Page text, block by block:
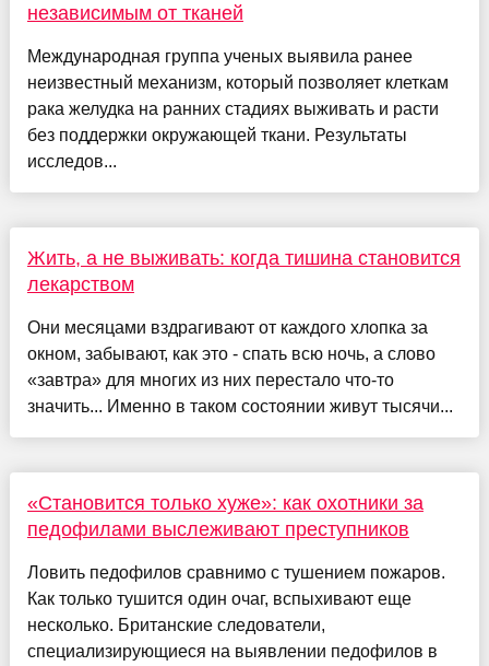
независимым от тканей
Международная группа ученых выявила ранее
неизвестный механизм, который позволяет клеткам
рака желудка на ранних стадиях выживать и расти
без поддержки окружающей ткани. Результаты
исследов...
Жить, а не выживать: когда тишина становится
лекарством
Они месяцами вздрагивают от каждого хлопка за
окном, забывают, как это - спать всю ночь, а слово
«завтра» для многих из них перестало что-то
значить... Именно в таком состоянии живут тысячи...
«Становится только хуже»: как охотники за
педофилами выслеживают преступников
Ловить педофилов сравнимо с тушением пожаров.
Как только тушится один очаг, вспыхивают еще
несколько. Британские следователи,
специализирующиеся на выявлении педофилов в